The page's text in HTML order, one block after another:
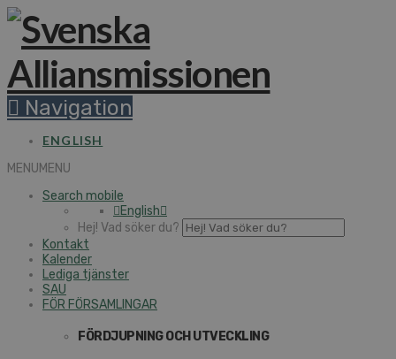
Na­vi­ga­tion
ENGLISH
MENUMENU
Search mobile
English
Hej! Vad söker du?
Kontakt
Kalender
Lediga tjänster
SAU
FÖR FÖR­SAM­LING­AR
FÖR­DJUP­NING OCH UT­VECK­LING